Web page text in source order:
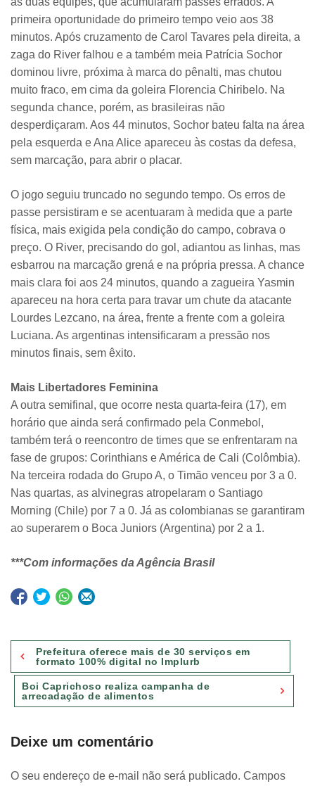
primeira oportunidade do primeiro tempo veio aos 38
minutos. Após cruzamento de Carol Tavares pela direita, a
zaga do River falhou e a também meia Patrícia Sochor
dominou livre, próxima à marca do pênalti, mas chutou
muito fraco, em cima da goleira Florencia Chiribelo. Na
segunda chance, porém, as brasileiras não
desperdiçaram. Aos 44 minutos, Sochor bateu falta na área
pela esquerda e Ana Alice apareceu às costas da defesa,
sem marcação, para abrir o placar.
O jogo seguiu truncado no segundo tempo. Os erros de
passe persistiram e se acentuaram à medida que a parte
física, mais exigida pela condição do campo, cobrava o
preço. O River, precisando do gol, adiantou as linhas, mas
esbarrou na marcação grená e na própria pressa. A chance
mais clara foi aos 24 minutos, quando a zagueira Yasmin
apareceu na hora certa para travar um chute da atacante
Lourdes Lezcano, na área, frente a frente com a goleira
Luciana. As argentinas intensificaram a pressão nos
minutos finais, sem êxito.
Mais Libertadores Feminina
A outra semifinal, que ocorre nesta quarta-feira (17), em
horário que ainda será confirmado pela Conmebol,
também terá o reencontro de times que se enfrentaram na
fase de grupos: Corinthians e América de Cali (Colômbia).
Na terceira rodada do Grupo A, o Timão venceu por 3 a 0.
Nas quartas, as alvinegras atropelaram o Santiago
Morning (Chile) por 7 a 0. Já as colombianas se garantiram
ao superarem o Boca Juniors (Argentina) por 2 a 1.
***Com informações da Agência Brasil
Navegação
de
Post
Prefeitura oferece mais de 30 serviços em
formato 100% digital no Implurb
Boi Caprichoso realiza campanha de
arrecadação de alimentos
Deixe um comentário
O seu endereço de e-mail não será publicado. Campos